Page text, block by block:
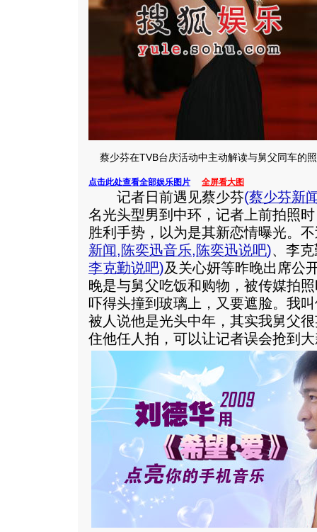
蔡少芬在TVB台庆活动中主动解读与舅父同车的
点击此处查看全部娱乐图片 全屏看大图
记者日前遇见蔡少芬(蔡少芬新
名光头型男到中环，记者上前拍照
胜利手势，以为是其新恋情曝光。
新闻,陈奕迅音乐,陈奕迅说吧)、李
李克勤说吧)及关心妍等昨晚出席公
晚是与舅父吃饭和购物，被传媒拍
吓得头撞到玻璃上，又要遮脸。我
被人说他是光头中年，其实我舅父
住他任人拍，可以让记者误会抢到